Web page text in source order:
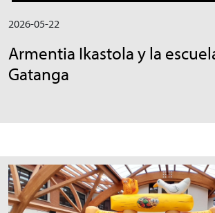
2026-05-22
Armentia Ikastola y la
Gatanga
Irudia